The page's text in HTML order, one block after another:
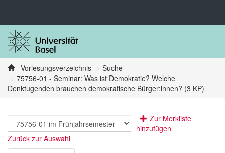
Vorlesungsverzeichnis
Suche
75756-01 - Seminar: Was ist Demokratie? Welche
Denktugenden brauchen demokratische Bürger:innen? (3 KP)
Zur Merkliste
hinzufügen
Zurück zur Auswahl